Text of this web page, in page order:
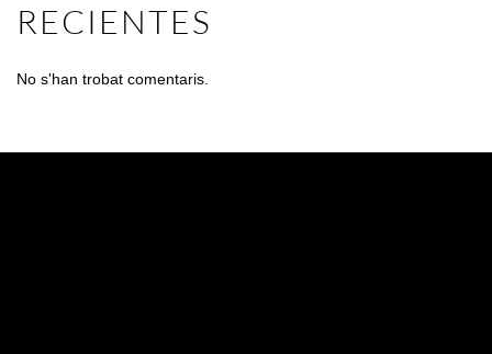
RECIENTES
No s'han trobat comentaris.